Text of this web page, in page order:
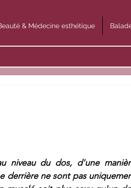
& Médecine esthétique
niveau du dos, d'une
derrière ne sont pas